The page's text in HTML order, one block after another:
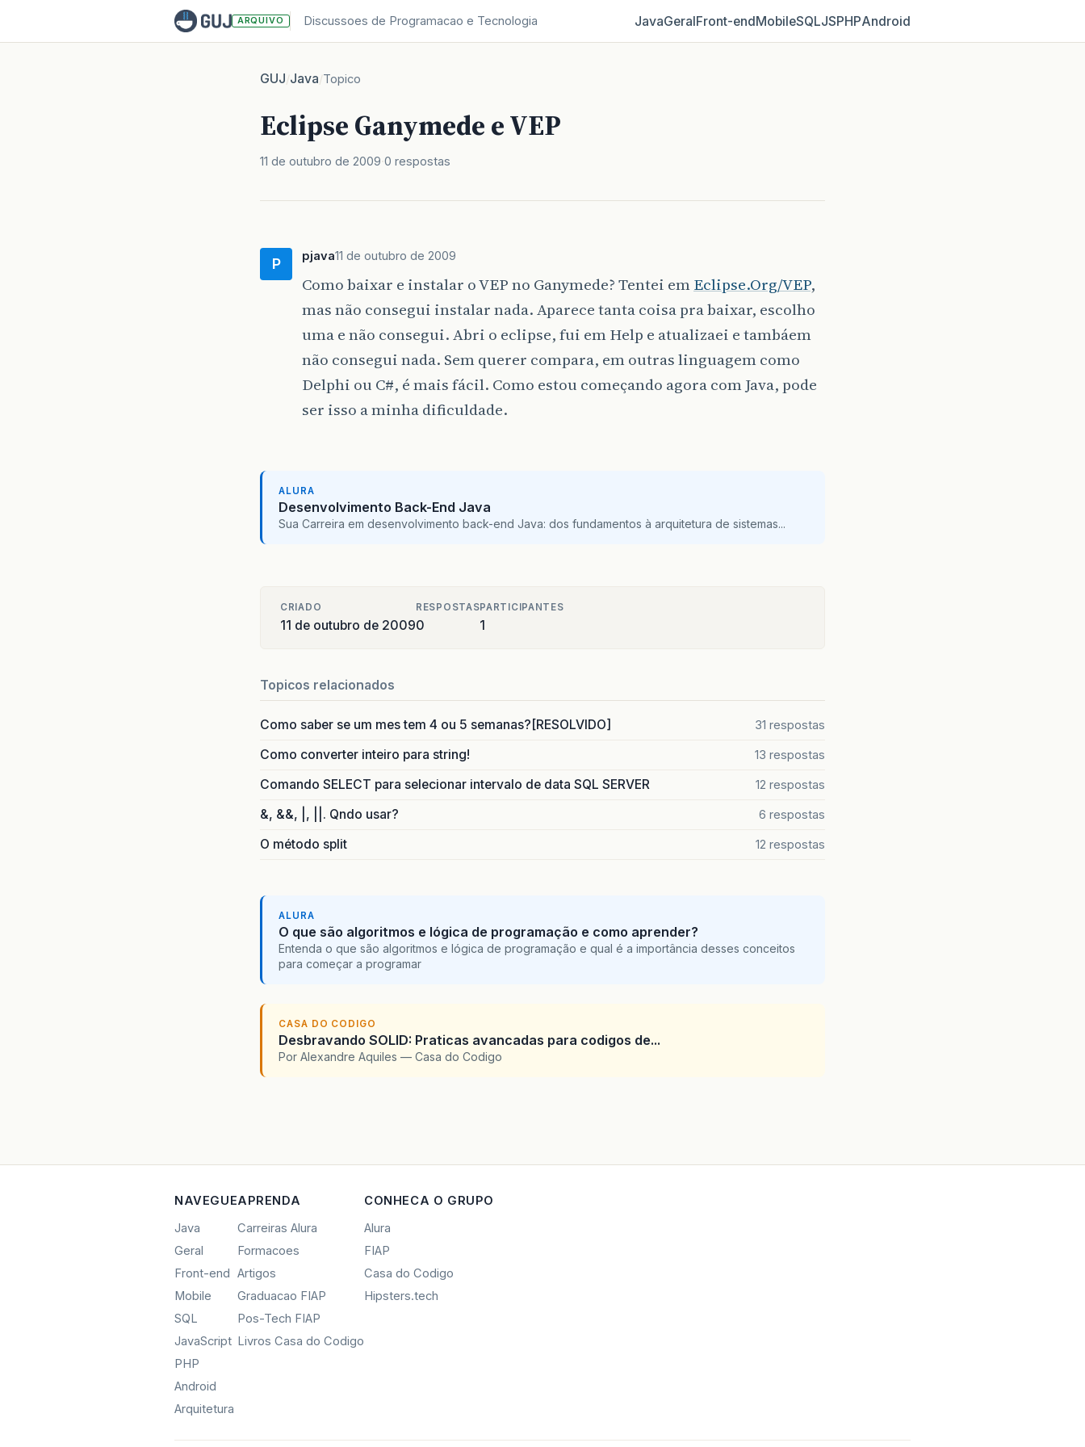
ARQUIVO Discussoes de Programacao e Tecnologia JavaGeralFront‑endMobileSQLJSPHPAndroid
GUJ/Java/Topico
Eclipse Ganymede e VEP
11 de outubro de 2009 0 respostas
P pjava11 de outubro de 2009
Como baixar e instalar o VEP no Ganymede? Tentei emEclipse.Org/VEP,
mas não consegui instalar nada. Aparece tanta coisa pra baixar, escolho
uma e não consegui. Abri o eclipse, fui em Help e atualizaei e tambáem
não consegui nada. Sem querer compara, em outras linguagem como
Delphi ou C#, é mais fácil. Como estou começando agora com Java, pode
ser isso a minha dificuldade.
ALURA
Desenvolvimento Back-End Java
Sua Carreira em desenvolvimento back-end Java: dos fundamentos à arquitetura de sistemas...
CRIADO
11 de outubro de 2009
RESPOSTAS
0
PARTICIPANTES
1
Topicos relacionados
Como saber se um mes tem 4 ou 5 semanas?[RESOLVIDO] 31 respostas
Como converter inteiro para string! 13 respostas
Comando SELECT para selecionar intervalo de data SQL SERVER 12 respostas
&, &&, |, ||. Qndo usar? 6 respostas
O método split 12 respostas
ALURA
O que são algoritmos e lógica de programação e como aprender?
Entenda o que são algoritmos e lógica de programação e qual é a importância desses conceitos
para começar a programar
CASA DO CODIGO
Desbravando SOLID: Praticas avancadas para codigos de...
Por Alexandre Aquiles — Casa do Codigo
NAVEGUE
Java
Geral
Front-end
Mobile
SQL
JavaScript
PHP
Android
Arquitetura
APRENDA
Carreiras Alura
Formacoes
Artigos
Graduacao FIAP
Pos-Tech FIAP
Livros Casa do Codigo
CONHECA O GRUPO
Alura
FIAP
Casa do Codigo
Hipsters.tech